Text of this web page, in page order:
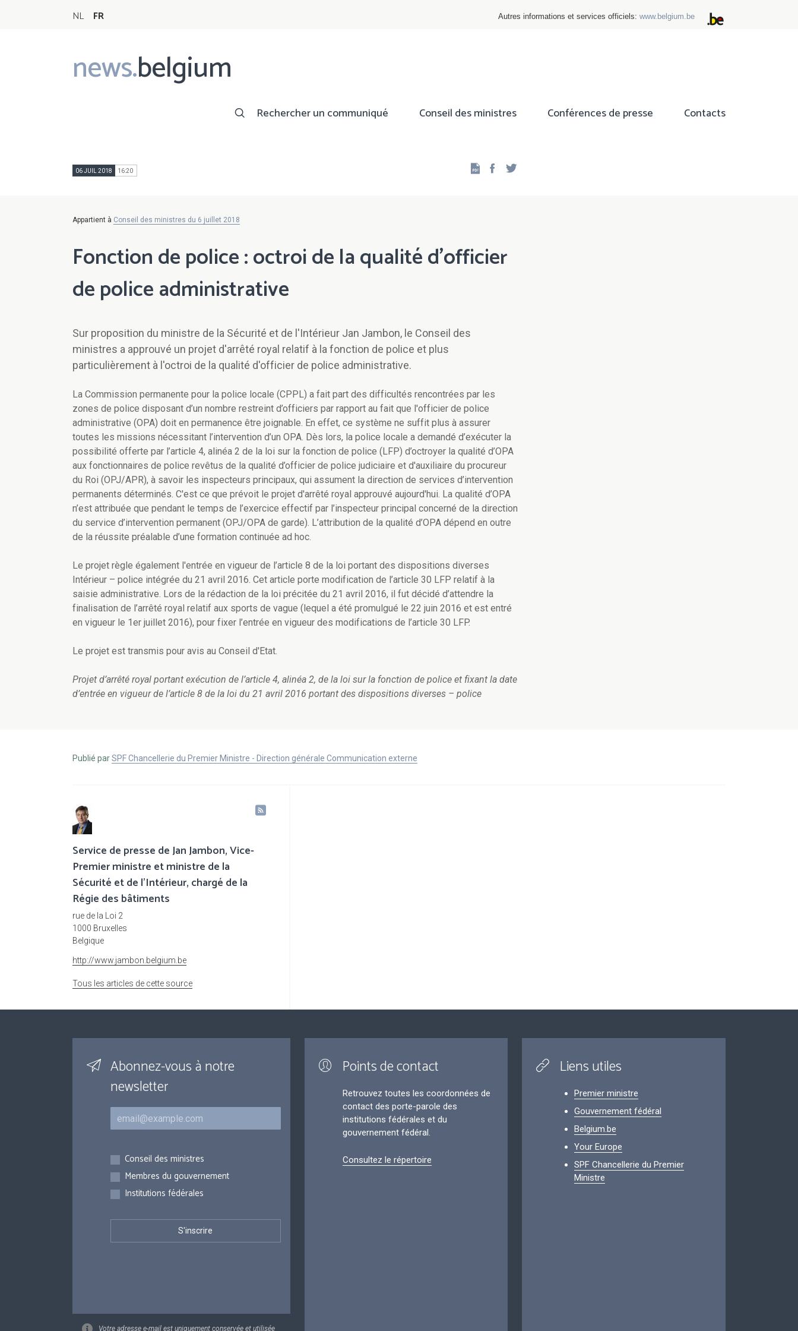
NL FR Autres informations et services officiels: www.belgium.be
news.belgium
Main
navigation
Rechercher un communiqué Conseil des ministres Conférences de presse Contacts
06 JUIL 2018 16:20 Facebook
Appartient à Conseil des ministres du 6 juillet 2018
Fonction de police : octroi de la qualité d'officier
de police administrative
Sur proposition du ministre de la Sécurité et de l'Intérieur Jan Jambon, le Conseil des
ministres a approuvé un projet d'arrêté royal relatif à la fonction de police et plus
particulièrement à l'octroi de la qualité d'officier de police administrative.
La Commission permanente pour la police locale (CPPL) a fait part des difficultés rencontrées par les
zones de police disposant d’un nombre restreint d’officiers par rapport au fait que l'officier de police
administrative (OPA) doit en permanence être joignable. En effet, ce système ne suffit plus à assurer
toutes les missions nécessitant l’intervention d’un OPA. Dès lors, la police locale a demandé d’exécuter la
possibilité offerte par l’article 4, alinéa 2 de la loi sur la fonction de police (LFP) d’octroyer la qualité d’OPA
aux fonctionnaires de police revêtus de la qualité d’officier de police judiciaire et d'auxiliaire du procureur
du Roi (OPJ/APR), à savoir les inspecteurs principaux, qui assument la direction de services d’intervention
permanents déterminés. C'est ce que prévoit le projet d'arrêté royal approuvé aujourd'hui. La qualité d’OPA
n’est attribuée que pendant le temps de l’exercice effectif par l’inspecteur principal concerné de la direction
du service d’intervention permanent (OPJ/OPA de garde). L’attribution de la qualité d’OPA dépend en outre
de la réussite préalable d’une formation continuée ad hoc.
Le projet règle également l'entrée en vigueur de l’article 8 de la loi portant des dispositions diverses
Intérieur – police intégrée du 21 avril 2016. Cet article porte modification de l’article 30 LFP relatif à la
saisie administrative. Lors de la rédaction de la loi précitée du 21 avril 2016, il fut décidé d’attendre la
finalisation de l’arrêté royal relatif aux sports de vague (lequel a été promulgué le 22 juin 2016 et est entré
en vigueur le 1er juillet 2016), pour fixer l’entrée en vigueur des modifications de l’article 30 LFP.
Le projet est transmis pour avis au Conseil d'Etat.
Projet d’arrêté royal portant exécution de l’article 4, alinéa 2, de la loi sur la fonction de police et fixant la date
d’entrée en vigueur de l’article 8 de la loi du 21 avril 2016 portant des dispositions diverses – police
Publié parSPF Chancellerie du Premier Ministre - Direction générale Communication externe
Service de presse de Jan Jambon, Vice-
Premier ministre et ministre de la
Sécurité et de l'Intérieur, chargé de la
Régie des bâtiments
rue de la Loi 2
1000 Bruxelles
Belgique
http://www.jambon.belgium.be
Tous les articles de cette source
Abonnez-vous à notre
newsletter
Courriel
Inscriptions
Conseil des ministres
Membres du gouvernement
Institutions fédérales
Votre adresse e-mail est uniquement conservée et utilisée
Points de contact
Retrouvez toutes les coordonnées de
contact des porte-parole des
institutions fédérales et du
gouvernement fédéral.
Consultez le répertoire
Liens utiles
Premier ministre
Gouvernement fédéral
Belgium.be
Your Europe
SPF Chancellerie du Premier
Ministre